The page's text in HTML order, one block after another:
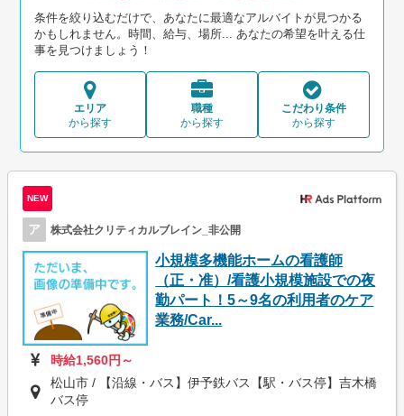
条件を絞り込むだけで、あなたに最適なアルバイトが見つかる
かもしれません。時間、給与、場所... あなたの希望を叶える仕
事を見つけましょう！
エリア
から探す
職種
から探す
こだわり条件
から探す
NEW
ア 株式会社クリティカルブレイン_非公開
小規模多機能ホームの看護師
（正・准）/看護小規模施設での夜
勤パート！5～9名の利用者のケア
業務/Car...
時給1,560円～
松山市 / 【沿線・バス】伊予鉄バス【駅・バス停】吉木橋
バス停